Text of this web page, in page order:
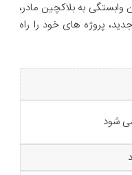
وابستگی به بلاکچین مادر،
پروژه های خود را راه
شود